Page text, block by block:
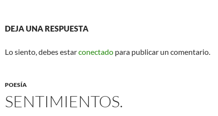
DEJA UNA RESPUESTA
Lo siento, debes estarconectado para publicar un comentario.
POESÍA
SENTIMIENTOS.